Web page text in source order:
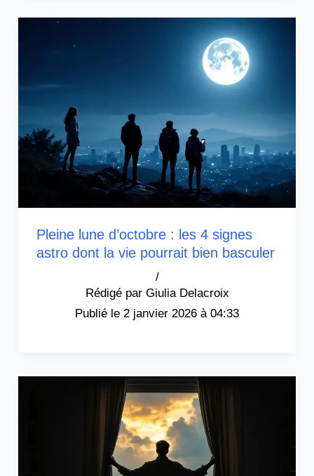
Pleine lune d’octobre : les 4 signes
astro dont la vie pourrait bien basculer
Giulia Delacroix
/
2 janvier 2026 à 04:33